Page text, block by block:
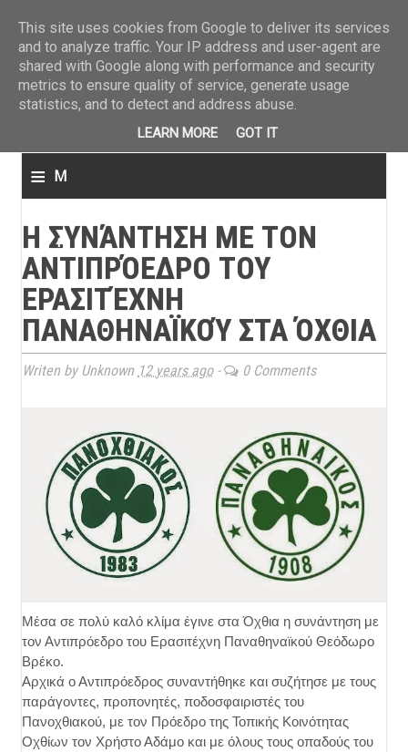
≡ M
n
u
Η ΣΥΝΆΝΤΗΣΗ ΜΕ ΤΟΝ
ΑΝΤΙΠΡΌΕΔΡΟ ΤΟΥ
ΕΡΑΣΙΤΈΧΝΗ
ΠΑΝΑΘΗΝΑΪΚΟΎ ΣΤΑ ΌΧΘΙΑ
Writen by Unknown 12 years ago- 0 Comments
Μέσα σε πολύ καλό κλίμα έγινε στα Όχθια η συνάντηση με
τον Αντιπρόεδρο του Ερασιτέχνη Παναθηναϊκού Θεόδωρο
Βρέκο.
Αρχικά ο Αντιπρόεδρος συναντήθηκε και συζήτησε με τους
παράγοντες, προπονητές, ποδοσφαιριστές του
Πανοχθιακού, με τον Πρόεδρο της Τοπικής Κοινότητας
Οχθίων τον Χρήστο Αδάμο και με όλους τους οπαδούς του
This site uses cookies from Google to deliver its services
and to analyze traffic. Your IP address and user-agent are
shared with Google along with performance and security
metrics to ensure quality of service, generate usage
statistics, and to detect and address abuse.
LEARN MORE GOT IT